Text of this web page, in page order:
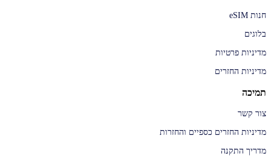
חנות eSIM
בלוגים
מדיניות פרטיות
מדיניות החזרים
תמיכה
צור קשר
מדיניות החזרים כספיים והחזרות
מדריך התקנה